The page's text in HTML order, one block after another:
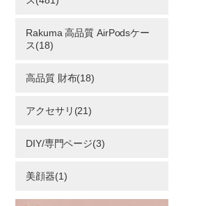
Rakuma 高品質 AirPodsケー
ス(18)
高品質 財布(18)
アクセサリ(21)
DIY/専門ページ(3)
美顔器(1)